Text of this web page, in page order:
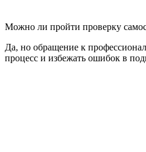
Можно ли пройти проверку
Да, но обращение к
процесс и избежать ошибок в